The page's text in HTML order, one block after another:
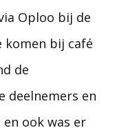
Oploo bij de
komen bij café
de
deelnemers en
ook was er